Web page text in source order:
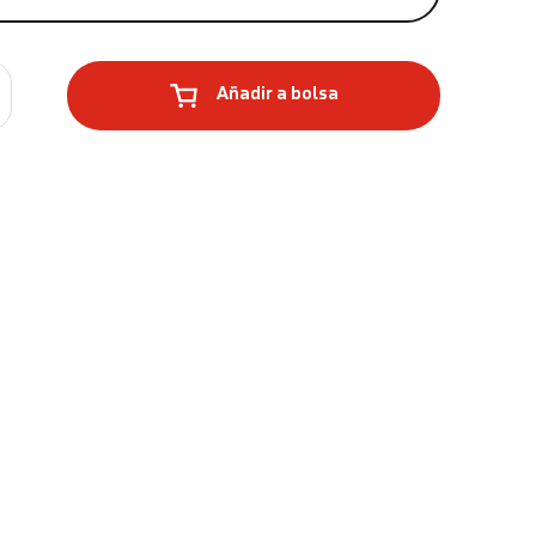
Añadir a bolsa